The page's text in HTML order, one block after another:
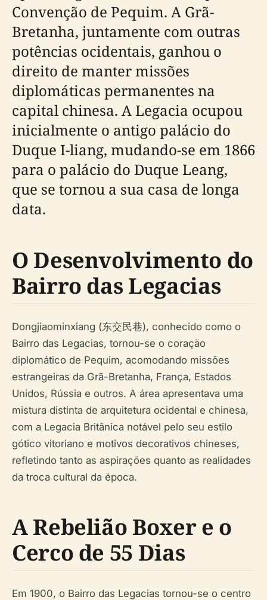
Convenção de Pequim. A Grã-
Bretanha, juntamente com outras
potências ocidentais, ganhou o
direito de manter missões
diplomáticas permanentes na
capital chinesa. A Legacia ocupou
inicialmente o antigo palácio do
Duque I-liang, mudando-se em 1866
para o palácio do Duque Leang,
que se tornou a sua casa de longa
data.
O Desenvolvimento do
Bairro das Legacias
Dongjiaominxiang (东交民巷), conhecido como o
Bairro das Legacias, tornou-se o coração
diplomático de Pequim, acomodando missões
estrangeiras da Grã-Bretanha, França, Estados
Unidos, Rússia e outros. A área apresentava uma
mistura distinta de arquitetura ocidental e chinesa,
com a Legacia Britânica notável pelo seu estilo
gótico vitoriano e motivos decorativos chineses,
refletindo tanto as aspirações quanto as realidades
da troca cultural da época.
A Rebelião Boxer e o
Cerco de 55 Dias
Em 1900, o Bairro das Legacias tornou-se o centro